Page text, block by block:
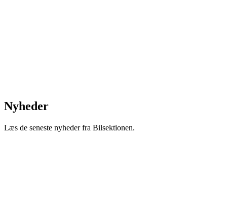
Nyheder
Læs de seneste nyheder fra Bilsektionen.